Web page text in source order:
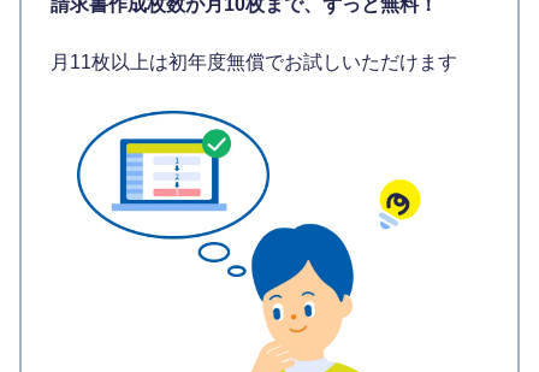
月11枚以上は初年度無償でお試しいただけます